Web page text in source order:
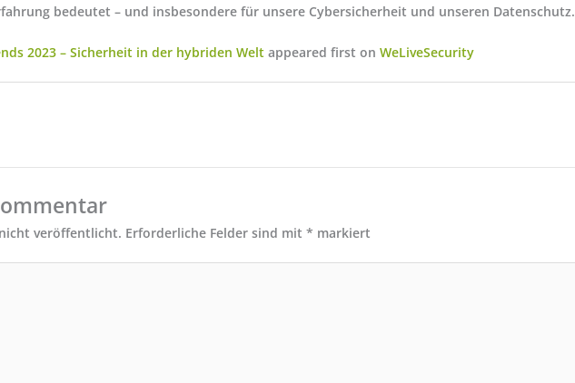
bedeutet – und insbesondere für unsere Cybersicherheit und unseren Datenschutz.
2023 – Sicherheit in der hybriden Welt appeared first on WeLiveSecurity
veröffentlicht. Erforderliche Felder sind mit * markiert